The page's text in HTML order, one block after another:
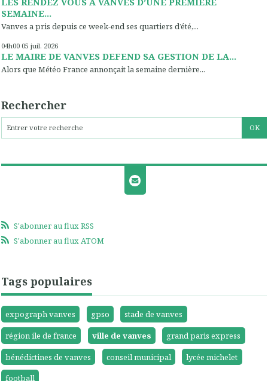
SEMAINE...
Vanves a pris depuis ce week-end ses quartiers d’été,...
04h00 05 juil. 2026
LE MAIRE DE VANVES DEFEND SA GESTION DE LA...
Alors que Météo France annonçait la semaine dernière...
Rechercher
S'abonner au flux RSS
S'abonner au flux ATOM
Tags populaires
expograph vanves gpso
stade de vanves
région ile de france
ville de vanves
grand paris express
bénédictines de vanves
conseil municipal
lycée michelet
football